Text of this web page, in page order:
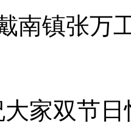
南镇张万
家双节日